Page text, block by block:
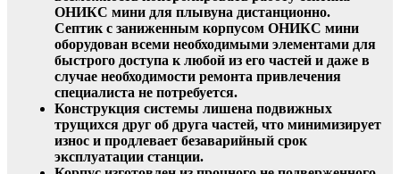
ОНИКС мини для плывуна дистанционно.
Септик с заниженным корпусом ОНИКС мини
оборудован всеми необходимыми элементами для
быстрого доступа к любой из его частей и даже в
случае необходимости ремонта привлечения
специалиста не потребуется.
Конструкция системы лишена подвижных
трущихся друг об друга частей, что минимизирует
износ и продлевает безаварийный срок
эксплуатации станции.